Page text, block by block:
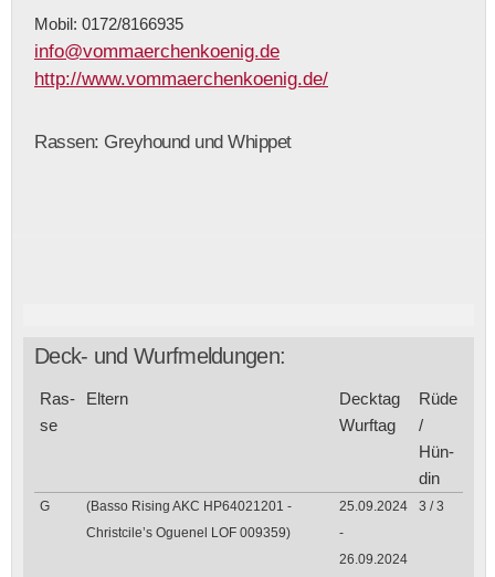
Mobil: 0172/8166935
info@vommaerchenkoenig.de
http://www.vommaerchenkoenig.de/
Rassen: Greyhound und Whippet
Deck- und Wurfmeldungen:
Ras­
se
Eltern
Deck­tag
Wurf­tag
Rüde
/
Hün­
din
G
(Basso Rising AKC HP64021201 -
Christcile’s Oguenel LOF 009359)
25.09.2024
-
26.09.2024
3 / 3